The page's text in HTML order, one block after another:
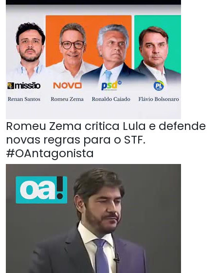
Romeu Zema critica Lula e defende
novas regras para o STF.
#OAntagonista